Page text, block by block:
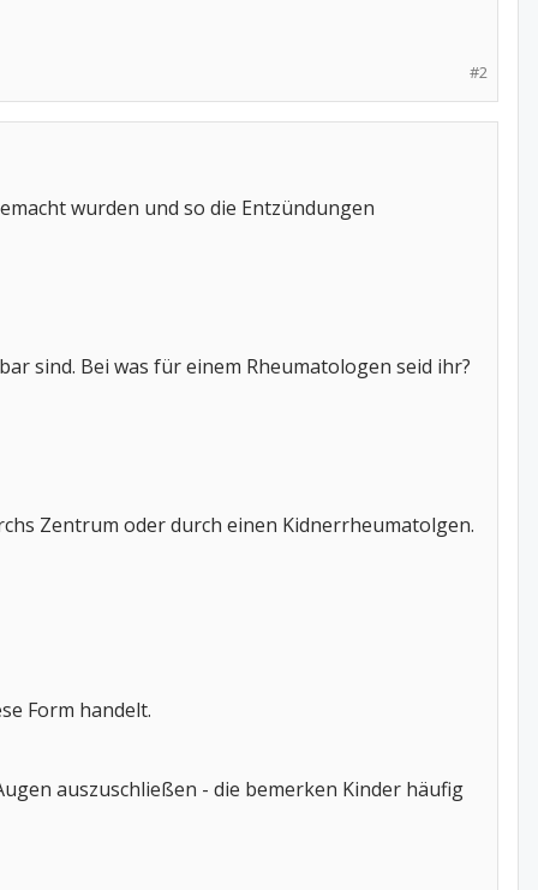
#2
wurden und so die Entzündungen
sind. Bei was für einem Rheumatologen seid ihr?
Zentrum oder durch einen Kidnerrheumatolgen.
Form handelt.
auszuschließen - die bemerken Kinder häufig